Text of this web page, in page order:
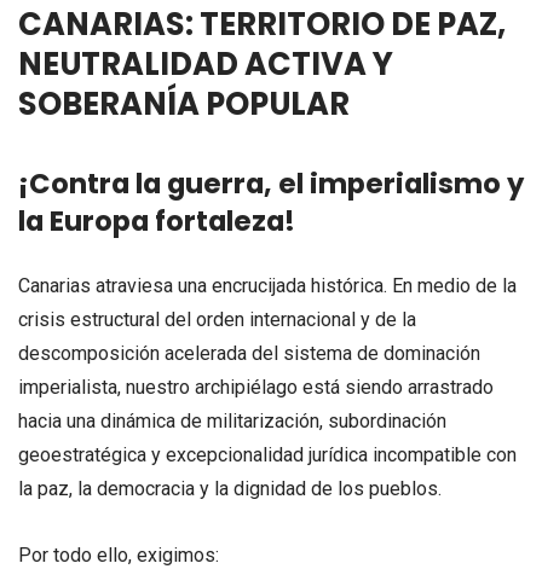
CANARIAS: TERRITORIO DE PAZ,
NEUTRALIDAD ACTIVA Y
SOBERANÍA POPULAR
¡Contra la guerra, el imperialismo y
la Europa fortaleza!
Canarias atraviesa una encrucijada histórica. En medio de la
crisis estructural del orden internacional y de la
descomposición acelerada del sistema de dominación
imperialista, nuestro archipiélago está siendo arrastrado
hacia una dinámica de militarización, subordinación
geoestratégica y excepcionalidad jurídica incompatible con
la paz, la democracia y la dignidad de los pueblos.
Por todo ello, exigimos: